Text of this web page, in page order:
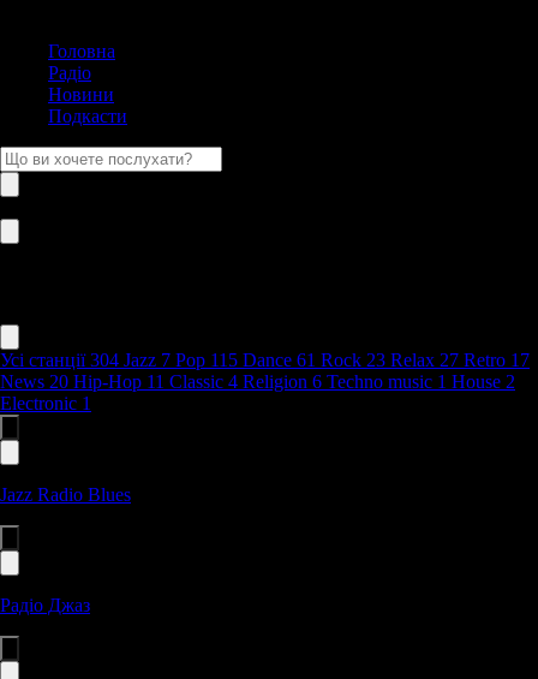
Головна
Радіо
Новини
Подкасти
Усі станції304 Jazz 7 Pop 115 Dance 61 Rock 23 Relax 27 Retro 17
News 20 Hip-Hop 11 Classic 4 Religion 6 Techno music 1 House 2
Electronic 1
Jazz Radio Blues
Радіо Джаз